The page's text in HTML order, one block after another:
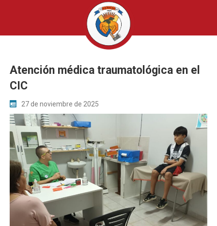
Atención médica traumatológica en el
CIC
27 de noviembre de 2025